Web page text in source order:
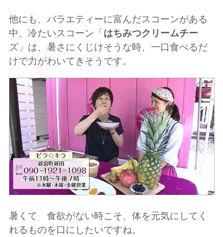
他にも、バラエティーに富んだスコーンがある
中、冷たいスコーン「はちみつクリームチー
ズ」は、暑さにくじけそうな時、一口食べるだ
けで力がわいてきそうです。
暑くて 食欲がない時こそ、体を元気にしてく
れるものを口にしたいですね。